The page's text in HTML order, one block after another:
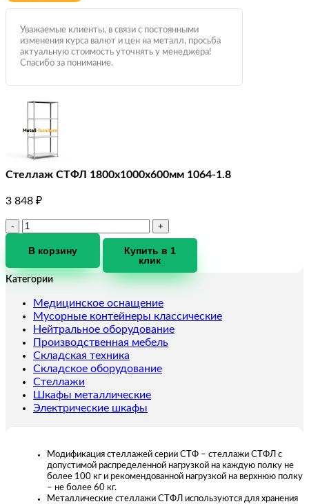
Уважаемые клиенты, в связи с постоянными
изменения курса валют и цен на металл, просьба
актуальную стоимость уточнять у менеджера!
Спасибо за понимание.
Стеллаж СТФЛ 1800x1000x600мм 1064-1.8
3 848 ₽
Количество
Стеллаж
1800x1000x600мм
1.8
В корзину
Купить в 1
клик
Категории
Медицинское оснащение
Мусорные контейнеры классические
Нейтральное оборудование
Производственная мебель
Складская техника
Складское оборудование
Стеллажи
Шкафы металлические
Электрические шкафы
Модификация стеллажей серии СТФ – стеллажи СТФЛ с
допустимой распределенной нагрузкой на каждую полку не
более 100 кг и рекомендованной нагрузкой на верхнюю полку
– не более 60 кг.
Металлические стеллажи СТФЛ используются для хранения